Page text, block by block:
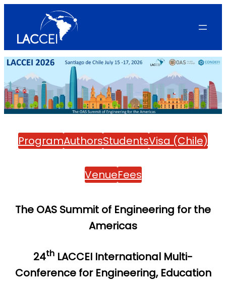
ProgramAuthorsStudentsVisa (Chile)
VenueFees
The OAS Summit of Engineering for the
Americas
24th LACCEI International Multi-
Conference for Engineering, Education